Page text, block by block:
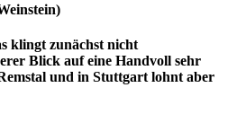
klingt zunächst nicht
Blick auf eine Handvoll sehr
und in Stuttgart lohnt aber